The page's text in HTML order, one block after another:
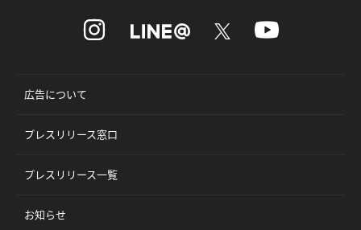
広告について
プレスリリース窓口
プレスリリース一覧
お知らせ